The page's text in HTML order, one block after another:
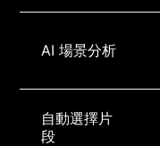
AI 場景分析
自動選擇片
段